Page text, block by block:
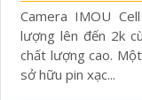
Camera IMOU
lượng lên đến 2k
chất lượng cao.
sở hữu pin xạc...